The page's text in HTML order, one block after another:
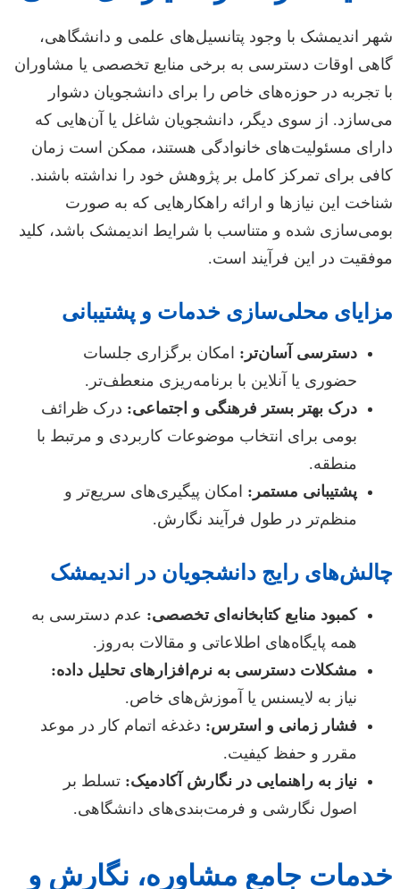
شهر اندیمشک با وجود پتانسیل‌های علمی و دانشگاهی،
گاهی اوقات دسترسی به برخی منابع تخصصی یا مشاوران
با تجربه در حوزه‌های خاص را برای دانشجویان دشوار
می‌سازد. از سوی دیگر، دانشجویان شاغل یا آن‌هایی که
دارای مسئولیت‌های خانوادگی هستند، ممکن است زمان
کافی برای تمرکز کامل بر پژوهش خود را نداشته باشند.
شناخت این نیازها و ارائه راهکارهایی که به صورت
بومی‌سازی شده و متناسب با شرایط اندیمشک باشد، کلید
موفقیت در این فرآیند است.
مزایای محلی‌سازی خدمات و پشتیبانی
دسترسی آسان‌تر: امکان برگزاری جلسات
حضوری یا آنلاین با برنامه‌ریزی منعطف‌تر.
درک بهتر بستر فرهنگی و اجتماعی: درک ظرائف
بومی برای انتخاب موضوعات کاربردی و مرتبط با
منطقه.
پشتیبانی مستمر: امکان پیگیری‌های سریع‌تر و
منظم‌تر در طول فرآیند نگارش.
چالش‌های رایج دانشجویان در اندیمشک
کمبود منابع کتابخانه‌ای تخصصی: عدم دسترسی به
همه پایگاه‌های اطلاعاتی و مقالات به‌روز.
مشکلات دسترسی به نرم‌افزارهای تحلیل داده:
نیاز به لایسنس یا آموزش‌های خاص.
فشار زمانی و استرس: دغدغه اتمام کار در موعد
مقرر و حفظ کیفیت.
نیاز به راهنمایی در نگارش آکادمیک: تسلط بر
اصول نگارشی و فرمت‌بندی‌های دانشگاهی.
خدمات جامع مشاوره، نگارش و